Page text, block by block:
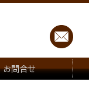
お問合せ